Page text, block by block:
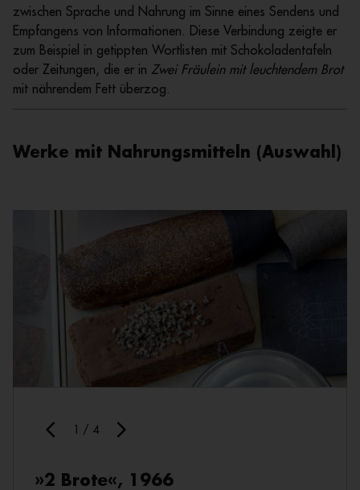
zwischen Sprache und Nahrung im Sinne eines Sendens und
Empfangens von Informationen. Diese Verbindung zeigte er
zum Beispiel in getippten Wortlisten mit Schokoladentafeln
oder Zeitungen, die er in Zwei Fräulein mit leuchtendem Brot
mit nährendem Fett überzog.
Werke mit Nahrungsmitteln (Auswahl)
»2 Brote«, 1966
/ 4